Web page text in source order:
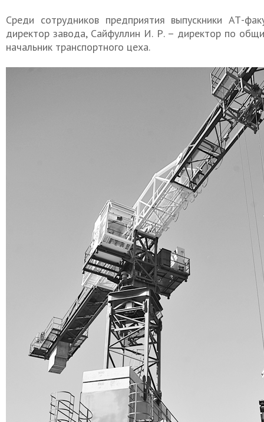
Среди сотрудников предприятия выпускники АТ-
директор завода, Сайфуллин И. Р. – директор по
начальник транспортного цеха.